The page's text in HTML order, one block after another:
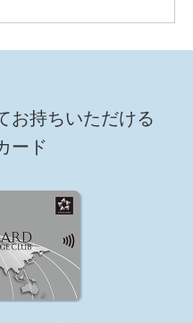
お持ちいただける
ード